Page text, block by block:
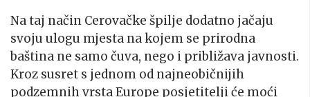
Na taj način Cerovačke špilje dodatno jačaju
svoju ulogu mjesta na kojem se prirodna
baština ne samo čuva, nego i približava javnosti.
Kroz susret s jednom od najneobičnijih
podzemnih vrsta Europe posjetitelji će moći